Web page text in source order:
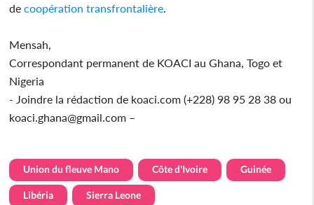
de coopération transfrontalière.
Mensah,
Correspondant permanent de KOACI au Ghana, Togo et
Nigeria
- Joindre la rédaction de koaci.com (+228) 98 95 28 38 ou
koaci.ghana@gmail.com –
Union du fleuve Mano Côte d'Ivoire Guinée
Libéria Sierra Leone